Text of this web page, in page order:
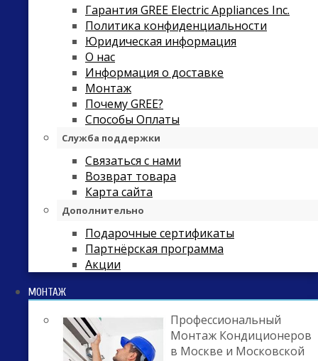
Гарантия GREE Electric Appliances Inc.
Политика конфиденциальности
Юридическая информация
О нас
Информация о доставке
Монтаж
Почему GREE?
Способы Оплаты
Служба поддержки
Связаться с нами
Возврат товара
Карта сайта
Дополнительно
Подарочные сертификаты
Партнёрская программа
Акции
МОНТАЖ
Профессиональный
Монтаж Кондиционеров
в Москве и Московской